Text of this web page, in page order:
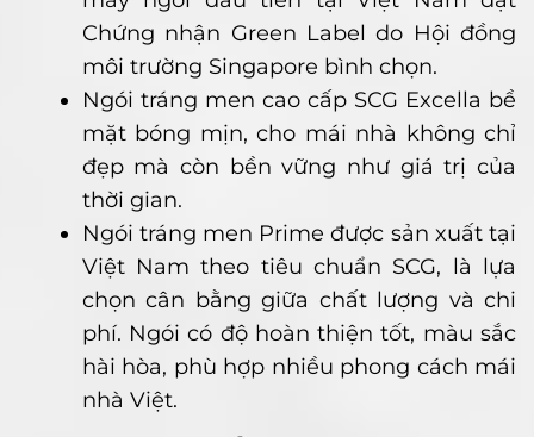
Chứng nhận Green Label do Hội đồng
môi trường Singapore bình chọn.
Ngói tráng men cao cấp SCG Excella bề
mặt bóng mịn, cho mái nhà không chỉ
đẹp mà còn bền vững như giá trị của
thời gian.
Ngói tráng men Prime được sản xuất tại
Việt Nam theo tiêu chuẩn SCG, là lựa
chọn cân bằng giữa chất lượng và chi
phí. Ngói có độ hoàn thiện tốt, màu sắc
hài hòa, phù hợp nhiều phong cách mái
nhà Việt.